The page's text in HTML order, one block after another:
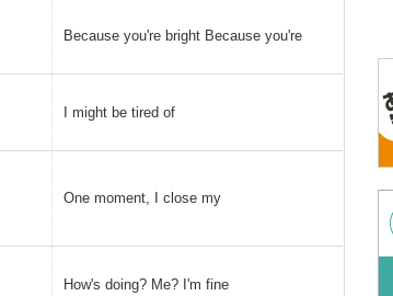
Because you're bright Because you're
I might be tired of
One moment, I close my
How's doing? Me? I'm fine